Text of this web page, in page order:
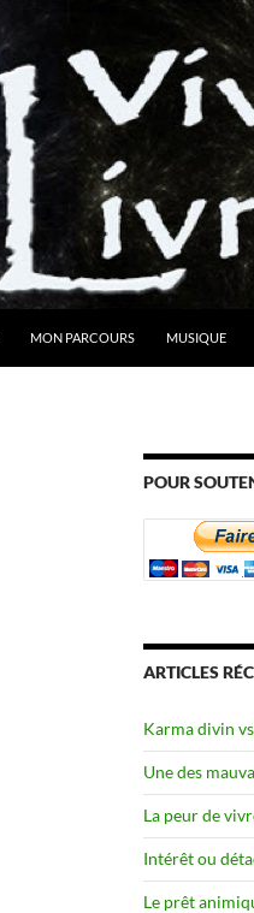
MON PARCOURS MUSIQUE
POUR
ARTICLES
Karma divin
Une des
La peur de
Intérêt ou
Le prêt